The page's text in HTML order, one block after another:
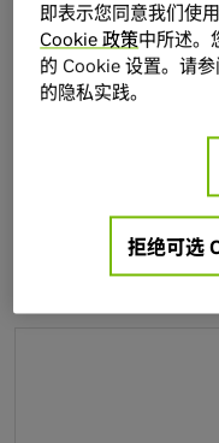
注意：如果您在
（FW Bundle）或
Validated Solution Stack
Host-Server
即表示您同意我们使
Cookie 政策中所述。
的 Cookie 设置。请
的隐私实践。
拒绝可选